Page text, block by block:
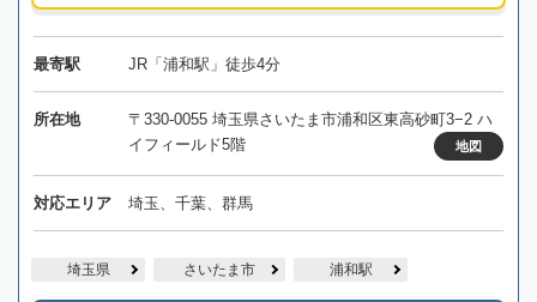
最寄駅 JR「浦和駅」徒歩4分
所在地
〒330-0055 埼玉県さいたま市浦和区東高砂町3−2 ハ
イフィールド5階
地図
対応エリア 埼玉、千葉、群馬
埼玉県 さいたま市 浦和駅